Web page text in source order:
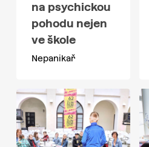
na psychickou
pohodu nejen
ve škole
Nepanikař